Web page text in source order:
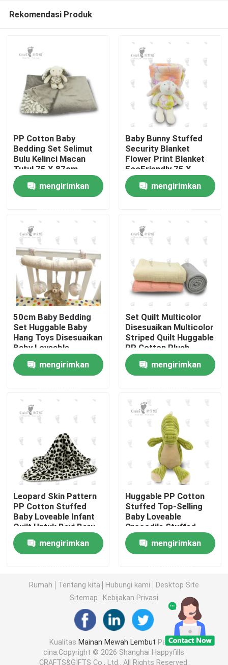
Rumah
Produk
Tentang kami
Tur Pabrik
Kontrol kualitas
Hubungi kami
Berita
Permintaan Penawaran
Mainan Mewah Lembut
Boneka Mainan Mewah
Mainan Mewah Kartun
Mainan Boneka Maskot
Mainan Penghibur Bayi
Set Tempat Tidur Bayi
302 setTimeout("javascript:location.href='https://
Rekomendasi Produk
PP Cotton Baby
Bedding Set Selimut
Bulu Kelinci Macan
Tutul 75 X 87cm
mengirimkan
Baby Bunny Stuffed
Security Blanket
Flower Print Blanket
EcoFriendly 75 X
87cm
mengirimkan
50cm Baby Bedding
Set Huggable Baby
Hang Toys Disesuaikan
Baby Loveable
mengirimkan
Set Quilt Multicolor
Disesuaikan Multicolor
Striped Quilt Huggable
PP Cotton Plush
mengirimkan
Leopard Skin Pattern
PP Cotton Stuffed
Baby Loveable Infant
Quilt Untuk Bayi Baru
Lahir
mengirimkan
Huggable PP Cotton
Stuffed Top-Selling
Baby Loveable
Crocodile Stuffed
Animal 36 X 24cm
mengirimkan
Rumah Tentang kita Hubungi kami
Desktop Site
Sitemap
Kebijakan Privasi
Kualitas Mainan Mewah Lembut Pabrik
cina.Copyright © 2026 Shanghai Happyfills
CRAFTS&GIFTS Co., Ltd.. All Rights Reserved.